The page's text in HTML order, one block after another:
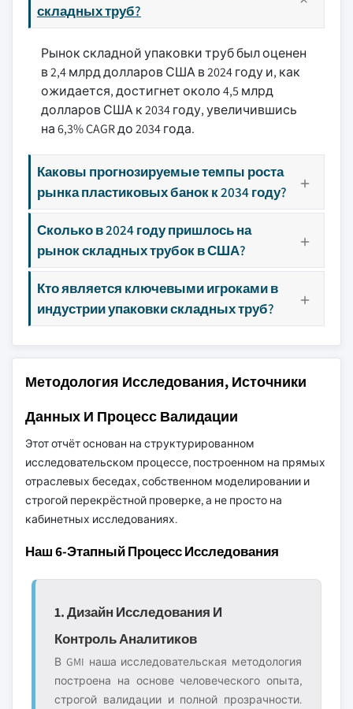
складных труб?
Рынок складной упаковки труб был оценен
в 2,4 млрд долларов США в 2024 году и, как
ожидается, достигнет около 4,5 млрд
долларов США к 2034 году, увеличившись
на 6,3% CAGR до 2034 года.
Каковы прогнозируемые темпы роста
рынка пластиковых банок к 2034 году?
Сколько в 2024 году пришлось на
рынок складных трубок в США?
Кто является ключевыми игроками в
индустрии упаковки складных труб?
Методология Исследования, Источники
Данных И Процесс Валидации
Этот отчёт основан на структурированном
исследовательском процессе, построенном на прямых
отраслевых беседах, собственном моделировании и
строгой перекрёстной проверке, а не просто на
кабинетных исследованиях.
Наш 6-Этапный Процесс Исследования
1. Дизайн Исследования И
Контроль Аналитиков
В GMI наша исследовательская методология
построена на основе человеческого опыта,
строгой валидации и полной прозрачности.